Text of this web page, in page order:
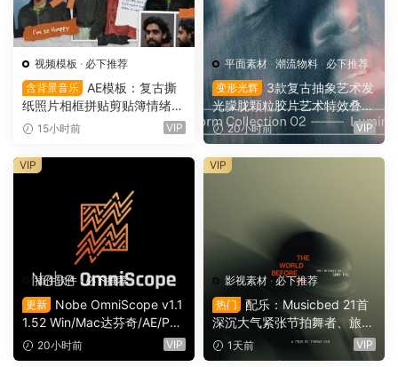
视频模板 · 必下推荐
含背景音乐
AE模板：复古撕
纸照片相框拼贴剪贴簿情绪板
旅游日记手账电影VLOG短片
15小时前 VIP
平面素材· 潮流物料 · 必下推荐
变形光辉
3款复古抽象艺术发
光朦胧颗粒胶片艺术特效叠加
PSD特效样机组合 Orbyt Stu
dio – Transform Collection 0
2 – Luminous（16162）
20小时前 VIP
插件软件 ·必下推荐
更新
Nobe OmniScope v1.1
1.52 Win/Mac达芬奇/AE/PR/
OFX视频调色万能示波器插件
（9753）
20小时前 VIP
VIP
影视素材 ·必下推荐
热门
配乐：Musicbed 21首
深沉大气紧张节拍舞者、旅行
场景商业电影广告宣传配乐B
GM视频背景音乐素材（1616
1天前 VIP
VIP